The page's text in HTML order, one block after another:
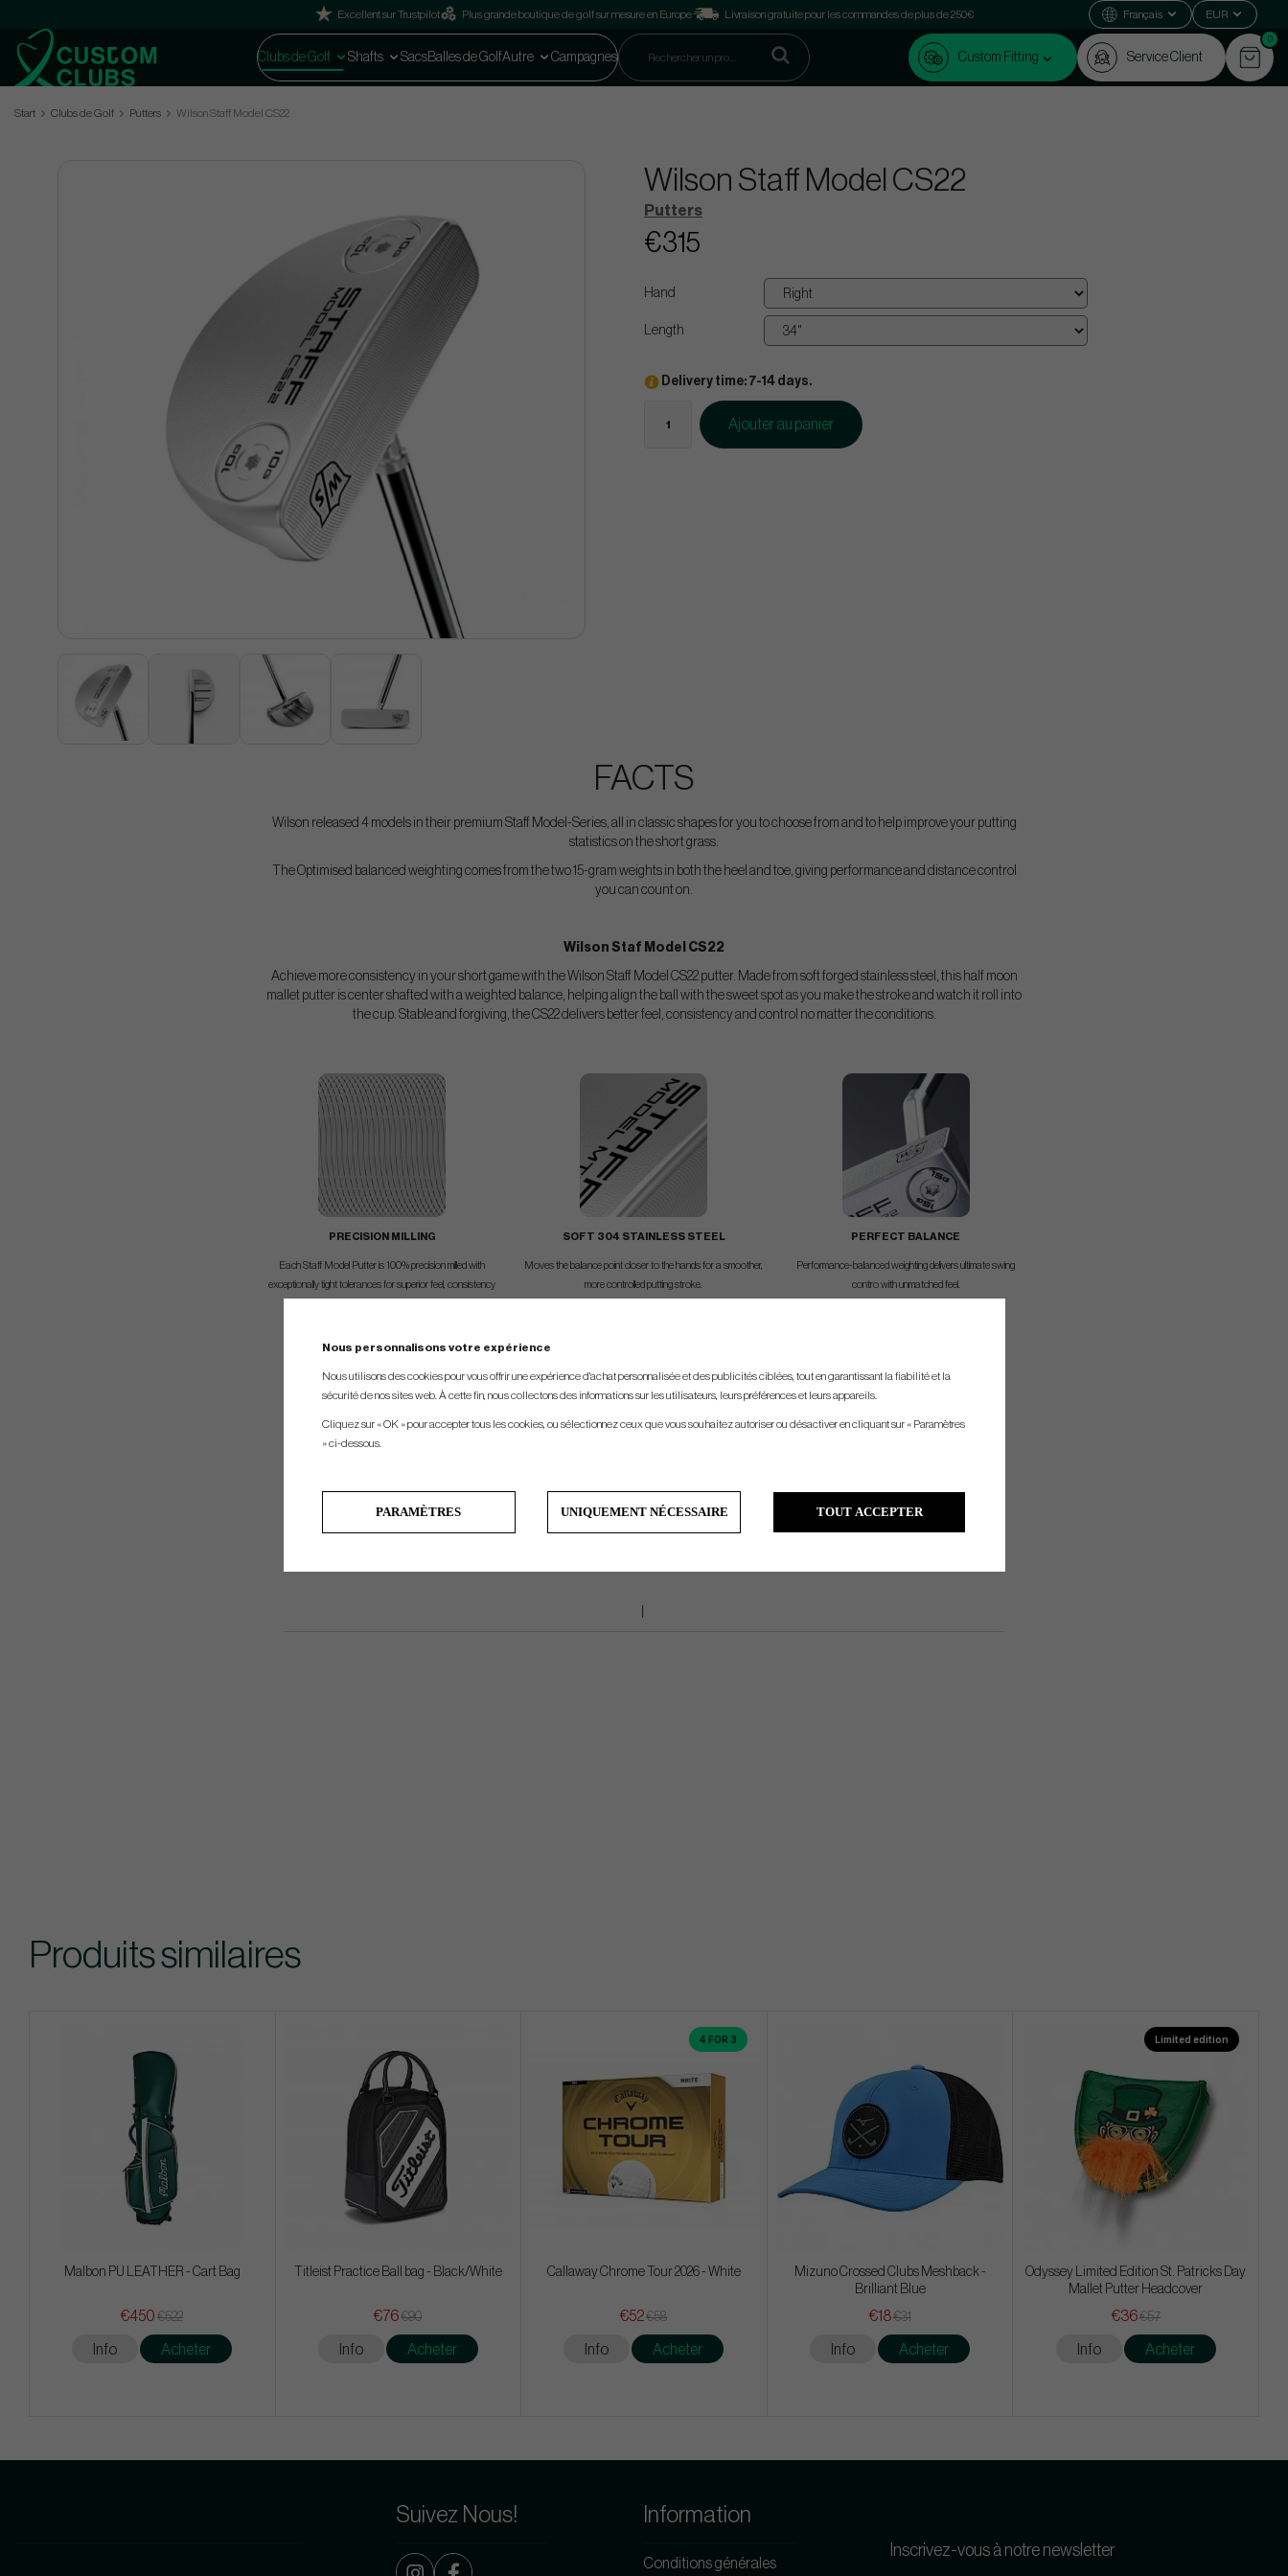
Excellent sur Trustpilot Plus grande boutique de golf sur mesure en Europe Livraison gratuite pour les commandes de plus de 250€ Français EUR
Clubs de Golf Shafts SacsBalles de GolfAutre Campagnes Custom Fitting Service Client
0
Start Clubs de Golf Putters Wilson Staff Model CS22
Wilson Staff Model CS22
Putters
€315
Hand
Length
Delivery time: 7-14 days.
Ajouter au panier
FACTS
Wilson released 4 models in their premium Staff Model-Series, all in classic shapes for you to choose from and to help improve your putting
statistics on the short grass.
The Optimised balanced weighting comes from the two 15-gram weights in both the heel and toe, giving performance and distance control
you can count on.
Wilson Staf Model CS22
Achieve more consistency in your short game with the Wilson Staff Model CS22 putter. Made from soft forged stainless steel, this half moon
mallet putter is center shafted with a weighted balance, helping align the ball with the sweet spot as you make the stroke and watch it roll into
the cup. Stable and forgiving, the CS22 delivers better feel, consistency and control no matter the conditions.
PRECISION MILLING
Each Staff Model Putter is 100% precision milled with
exceptionally tight tolerances for superior feel, consistency
SOFT 304 STAINLESS STEEL
Moves the balance point closer to the hands for a smoother,
more controlled putting stroke.
PERFECT BALANCE
Performance-balanced weighting delivers ultimate swing
contro with unmatched feel.
STANDARDSHAFT: KBS Tour 120 Putter Shaft
Produits similaires
Malbon PU LEATHER - Cart Bag
€450 €522
Info Acheter
Titleist Practice Ball bag - Black/White
€76€90
Info Acheter
4 FOR 3
Callaway Chrome Tour 2026 - White
€52 €58
Info Acheter
Mizuno Crossed Clubs Meshback -
Brilliant Blue
€18€31
Info Acheter
Limited edition
Odyssey Limited Edition St. Patricks Day
Mallet Putter Headcover
€36€57
Info Acheter
Suivez Nous! Information
Conditions générales
Inscrivez-vous à notre newsletter
Nous personnalisons votre expérience
Nous utilisons des cookies pour vous offrir une expérience d'achat personnalisée et des publicités ciblées, tout en garantissant la fiabilité et la
sécurité de nos sites web. À cette fin, nous collectons des informations sur les utilisateurs, leurs préférences et leurs appareils.
Cliquez sur « OK » pour accepter tous les cookies, ou sélectionnez ceux que vous souhaitez autoriser ou désactiver en cliquant sur « Paramètres
» ci-dessous.
PARAMÈTRES UNIQUEMENT NÉCESSAIRE TOUT ACCEPTER